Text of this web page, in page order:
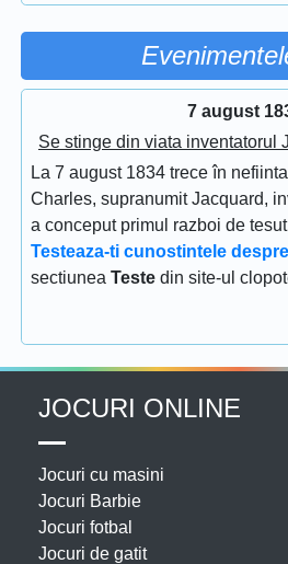
7 august
Se stinge din viata inventatorul
La 7 august 1834 trece în
Charles, supranumit Jacquard,
a conceput primul razboi de
Testeaza-ti cunostintele
sectiunea Teste din site-ul
JOCURI ONLINE
Jocuri cu masini
Jocuri Barbie
Jocuri fotbal
Jocuri de gatit